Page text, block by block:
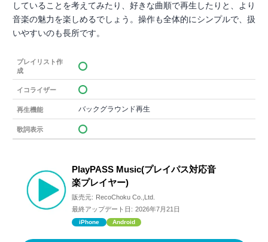
していることを考えてみたり、好きな曲順で再生したりと、より
音楽の魅力を楽しめるでしょう。操作も全体的にシンプルで、扱
いやすいのも長所です。
プレイリスト作
成
イコライザー
再生機能 バックグラウンド再生
歌詞表示
PlayPASS Music(プレイパス対応音
楽プレイヤー)
販売元: RecoChoku Co.,Ltd.
最終アップデート日: 2026年7月21日
iPhone Android